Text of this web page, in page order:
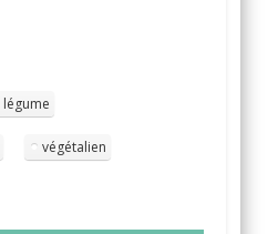
légume
végétalien